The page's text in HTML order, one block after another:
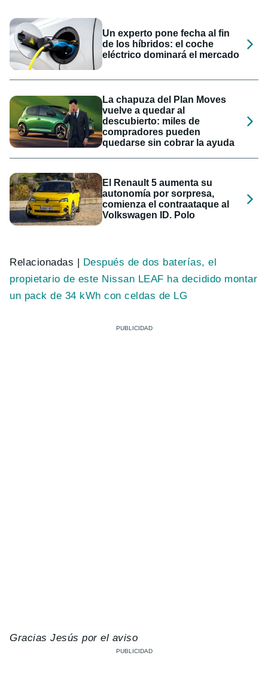
Un experto pone fecha al fin
de los híbridos: el coche
eléctrico dominará el mercado
La chapuza del Plan Moves
vuelve a quedar al
descubierto: miles de
compradores pueden
quedarse sin cobrar la ayuda
El Renault 5 aumenta su
autonomía por sorpresa,
comienza el contraataque al
Volkswagen ID. Polo
Relacionadas | Después de dos baterías, el
propietario de este Nissan LEAF ha decidido montar
un pack de 34 kWh con celdas de LG
Gracias Jesús por el aviso